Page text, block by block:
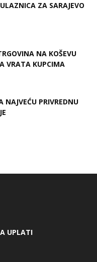
ZA SARAJEVO
NA KOŠEVU
VRATA KUPCIMA
NAJVEĆU PRIVREDNU
UPLATI